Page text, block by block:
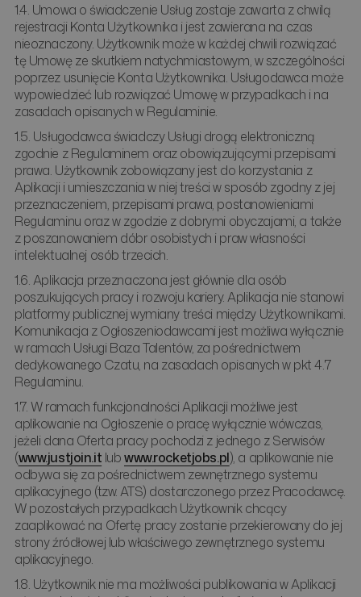
1.4. Umowa o świadczenie Usług zostaje zawarta z chwilą
rejestracji Konta Użytkownika i jest zawierana na czas
nieoznaczony. Użytkownik może w każdej chwili rozwiązać
tę Umowę ze skutkiem natychmiastowym, w szczególności
poprzez usunięcie Konta Użytkownika. Usługodawca może
wypowiedzieć lub rozwiązać Umowę w przypadkach i na
zasadach opisanych w Regulaminie.
1.5. Usługodawca świadczy Usługi drogą elektroniczną
zgodnie z Regulaminem oraz obowiązującymi przepisami
prawa. Użytkownik zobowiązany jest do korzystania z
Aplikacji i umieszczania w niej treści w sposób zgodny z jej
przeznaczeniem, przepisami prawa, postanowieniami
Regulaminu oraz w zgodzie z dobrymi obyczajami, a także
z poszanowaniem dóbr osobistych i praw własności
intelektualnej osób trzecich.
1.6. Aplikacja przeznaczona jest głównie dla osób
poszukujących pracy i rozwoju kariery. Aplikacja nie stanowi
platformy publicznej wymiany treści między Użytkownikami.
Komunikacja z Ogłoszeniodawcami jest możliwa wyłącznie
w ramach Usługi Baza Talentów, za pośrednictwem
dedykowanego Czatu, na zasadach opisanych w pkt 4.7
Regulaminu.
1.7. W ramach funkcjonalności Aplikacji możliwe jest
aplikowanie na Ogłoszenie o pracę wyłącznie wówczas,
jeżeli dana Oferta pracy pochodzi z jednego z Serwisów
(www.justjoin.it lubwww.rocketjobs.pl), a aplikowanie nie
odbywa się za pośrednictwem zewnętrznego systemu
aplikacyjnego (tzw. ATS) dostarczonego przez Pracodawcę.
W pozostałych przypadkach Użytkownik chcący
zaaplikować na Ofertę pracy zostanie przekierowany do jej
strony źródłowej lub właściwego zewnętrznego systemu
aplikacyjnego.
1.8. Użytkownik nie ma możliwości publikowania w Aplikacji